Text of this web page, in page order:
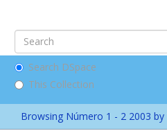
Search DSpace
This Collection
Browsing Número 1 - 2 2003 by